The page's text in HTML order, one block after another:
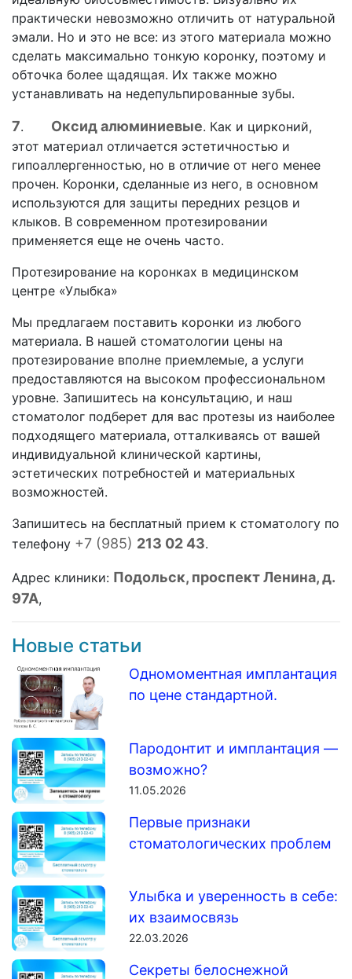
практически невозможно отличить от натуральной
эмали. Но и это не все: из этого материала можно
сделать максимально тонкую коронку, поэтому и
обточка более щадящая. Их также можно
устанавливать на недепульпированные зубы.
7. Оксид алюминиевые. Как и цирконий,
этот материал отличается эстетичностью и
гипоаллергенностью, но в отличие от него менее
прочен. Коронки, сделанные из него, в основном
используются для защиты передних резцов и
клыков. В современном протезировании
применяется еще не очень часто.
Протезирование на коронках в медицинском
центре «Улыбка»
Мы предлагаем поставить коронки из любого
материала. В нашей стоматологии цены на
протезирование вполне приемлемые, а услуги
предоставляются на высоком профессиональном
уровне. Запишитесь на консультацию, и наш
стоматолог подберет для вас протезы из наиболее
подходящего материала, отталкиваясь от вашей
индивидуальной клинической картины,
эстетических потребностей и материальных
возможностей.
Запишитесь на бесплатный прием к стоматологу по
телефону +7 (985) 213 02 43.
Адрес клиники: Подольск, проспект Ленина, д.
97А,
Новые статьи
Одномоментная имплантация
по цене стандартной.
Пародонтит и имплантация —
возможно?
11.05.2026
Первые признаки
стоматологических проблем
Улыбка и уверенность в себе:
их взаимосвязь
22.03.2026
Секреты белоснежной